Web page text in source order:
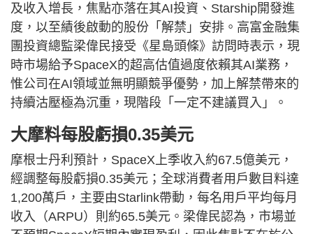
及收入增長，焦點亦落在其AI投資、Starship開發進
度，以至績後啟動的股份「解禁」安排。高富金融集
團投資總監梁偉民接受《星島頭條》訪問時表示，現
時市場給予SpaceX的超高估值過度依賴其AI業務，
惟公司在AI領域並無明顯競爭優勢，加上解禁帶來的
持續沽壓極為沉重，現階段「一定不建議買入」。
大摩料每股虧損0.35美元
摩根士丹利預計，SpaceX上季收入約67.5億美元，
經調整每股虧損0.35美元；全球消費者用戶數目料達
1,200萬戶，主要由Starlink帶動，每名用戶平均每月
收入（ARPU）則約65.5美元。梁偉民認為，市場並